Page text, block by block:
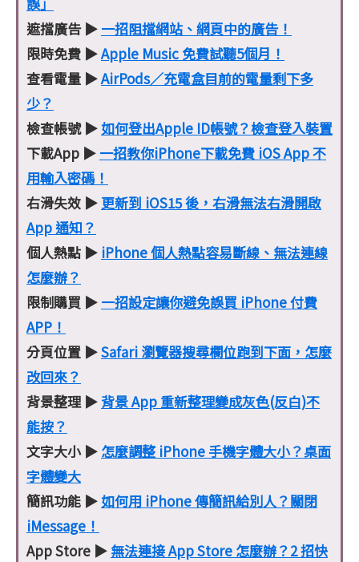
遮擋廣告 ▶ 一招阻擋網站、網頁中的廣告！
限時免費 ▶Apple Music 免費試聽5個月！
查看電量 ▶AirPods／充電盒目前的電量剩下多
少？
檢查帳號 ▶ 如何登出Apple ID帳號？檢查登入裝置
下載App ▶ 一招教你iPhone下載免費 iOS App 不
用輸入密碼！
右滑失效 ▶ 更新到 iOS15 後，右滑無法右滑開啟
App 通知？
個人熱點 ▶ iPhone 個人熱點容易斷線、無法連線
怎麼辦？
限制購買 ▶ 一招設定讓你避免誤買 iPhone 付費
APP！
分頁位置 ▶Safari 瀏覽器搜尋欄位跑到下面，怎麼
改回來？
背景整理 ▶ 背景 App 重新整理變成灰色(反白)不
能按？
文字大小 ▶ 怎麼調整 iPhone 手機字體大小？桌面
字體變大
簡訊功能 ▶ 如何用 iPhone 傳簡訊給別人？關閉
iMessage！
App Store ▶ 無法連接 App Store 怎麼辦？2 招快